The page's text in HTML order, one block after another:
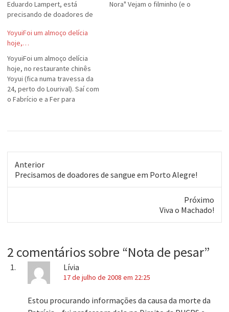
Eduardo Lampert, está
precisando de doadores de
tipo O negativo. As doações
devem ser feitas no Banco de
Sangue da Santa Casa.
Informar que é para a
paciente PATRÍCIA
MONTEGGIA. Toda a ajuda é
MUITO IMPORTANTE.…
Nora" Vejam o filminho (e o
YoyuiFoi um almoço delícia
hoje,…
YoyuiFoi um almoço delícia
hoje, no restaurante chinês
Yoyui (fica numa travessa da
24, perto do Lourival). Saí com
o Fabrício e a Fer para
conhecer novos amigos. As
aqui. Vamos repetir, galera!
Anterior
Post
anterior:
Precisamos de doadores de sangue em Porto Alegre!
Próximo
post:
Viva o Machado!
2 comentários sobre “Nota de pesar”
Lívia
17 de julho de 2008 em 22:25
Estou procurando informações da causa da morte da